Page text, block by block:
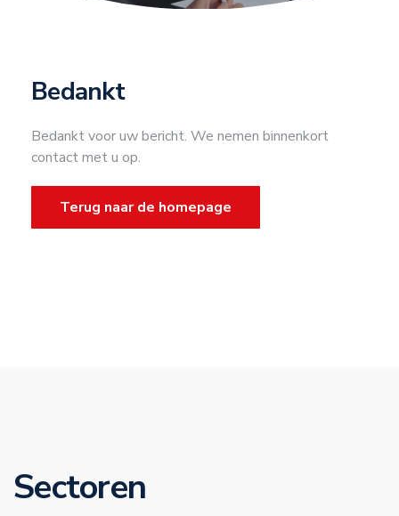
Bedankt
Bedankt voor uw bericht. We nemen binnenkort
contact met u op.
Terug naar de homepage
Sectoren